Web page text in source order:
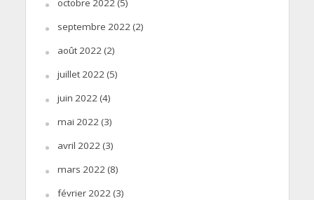
septembre 2022 (2)
août 2022 (2)
juillet 2022 (5)
juin 2022 (4)
mai 2022 (3)
avril 2022 (3)
mars 2022 (8)
février 2022 (3)